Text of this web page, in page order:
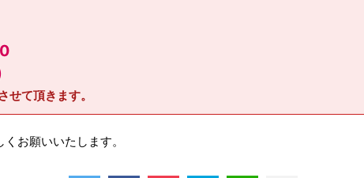
せて頂きます。
お願いいたします。